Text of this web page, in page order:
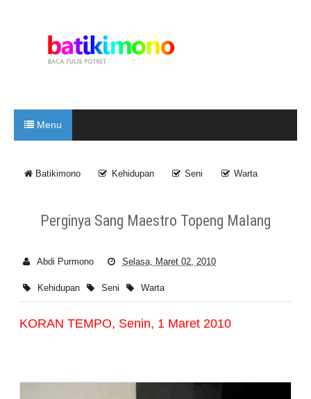
Menu
Batikimono Kehidupan Seni Warta
Perginya Sang Maestro Topeng Malang
Abdi Purmono Selasa, Maret 02, 2010
Kehidupan Seni Warta
KORAN TEMPO, Senin, 1 Maret 2010